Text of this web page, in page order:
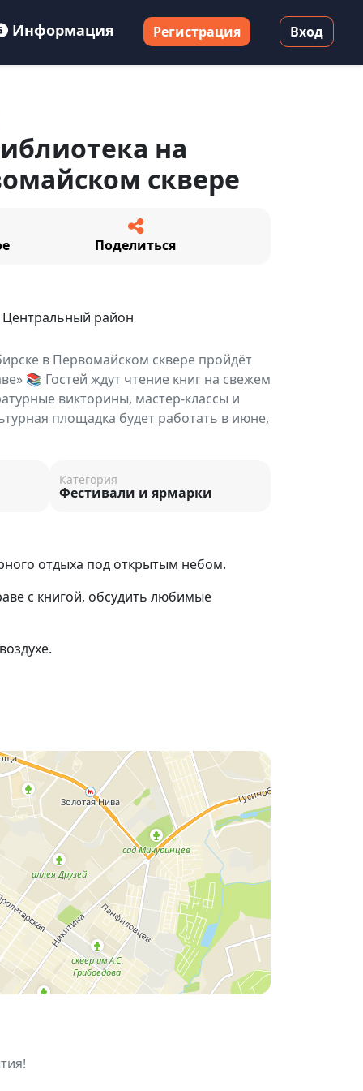
Информация Регистрация Вход
на
сквере
Поделиться
район
в Первомайском сквере пройдёт
📚 Гостей ждут чтение книг на свежем
викторины, мастер-классы и
площадка будет работать в июне,
Категория
Фестивали и ярмарки
отдыха под открытым небом.
с книгой, обсудить любимые
общения.